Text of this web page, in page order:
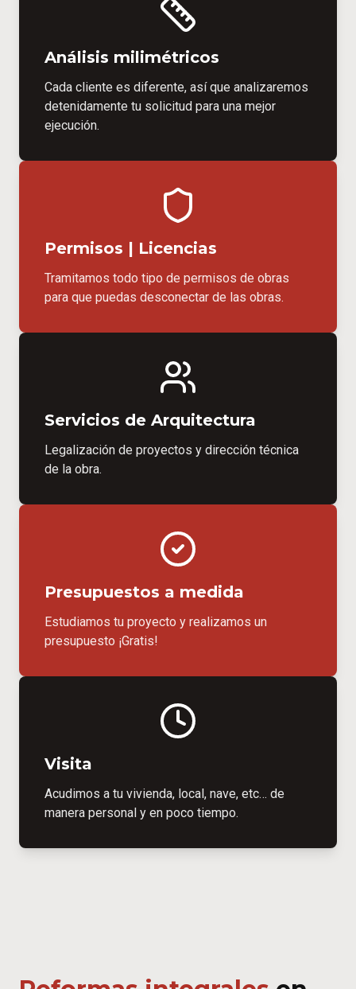
Análisis milimétricos
Cada cliente es diferente, así que analizaremos
detenidamente tu solicitud para una mejor
ejecución.
Permisos | Licencias
Tramitamos todo tipo de permisos de obras
para que puedas desconectar de las obras.
Servicios de Arquitectura
Legalización de proyectos y dirección técnica
de la obra.
Presupuestos a medida
Estudiamos tu proyecto y realizamos un
presupuesto ¡Gratis!
Visita
Acudimos a tu vivienda, local, nave, etc… de
manera personal y en poco tiempo.